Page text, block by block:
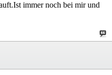
immer noch bei mir und